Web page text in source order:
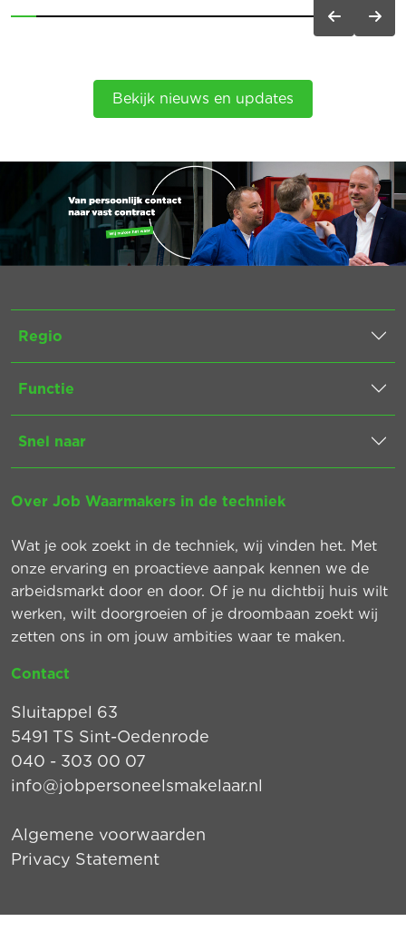
Bekijk nieuws en updates
Regio
Functie
Snel naar
Over Job Waarmakers in de techniek
Wat je ook zoekt in de techniek, wij vinden het. Met
onze ervaring en proactieve aanpak kennen we de
arbeidsmarkt door en door. Of je nu dichtbij huis wilt
werken, wilt doorgroeien of je droombaan zoekt wij
zetten ons in om jouw ambities waar te maken.
Contact
Sluitappel 63
5491 TS Sint-Oedenrode
040 - 303 00 07
info@jobpersoneelsmakelaar.nl
Algemene voorwaarden
Privacy Statement